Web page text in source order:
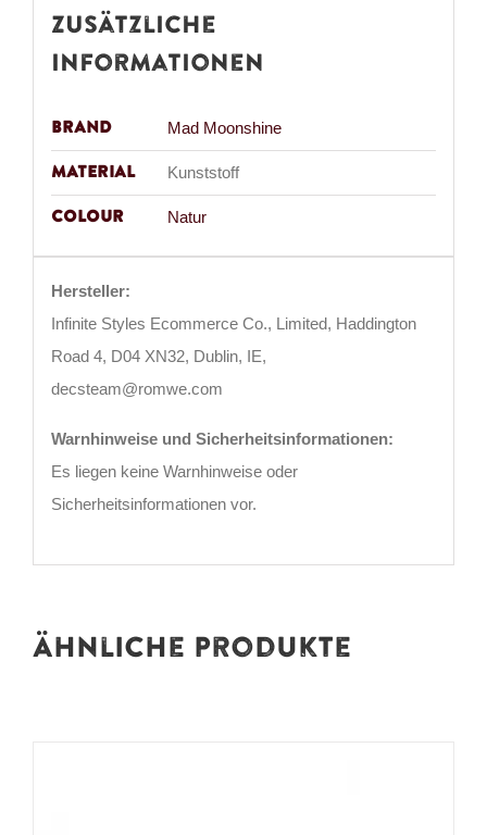
Zusätzliche
Informationen
Brand Mad Moonshine
Material Kunststoff
Colour Natur
Hersteller:
Infinite Styles Ecommerce Co., Limited, Haddington
Road 4, D04 XN32, Dublin, IE,
decsteam@romwe.com
Warnhinweise und Sicherheitsinformationen:
Es liegen keine Warnhinweise oder
Sicherheitsinformationen vor.
Ähnliche Produkte